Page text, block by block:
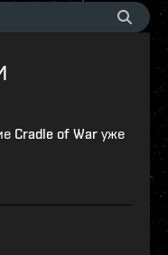
Cradle of War уже